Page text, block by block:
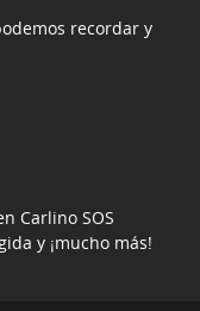
recordar y
Carlino SOS
y ¡mucho más!